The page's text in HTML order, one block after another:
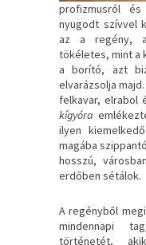
profizmusról
nyugodt szívvel
az a regény,
tökéletes, mint a
a borító, azt
elvarázsolja
felkavar, elrabol
kígyóra
ilyen
magába
hosszú,
erdőben sétálok.
A regényből
mindennapi
történetét,